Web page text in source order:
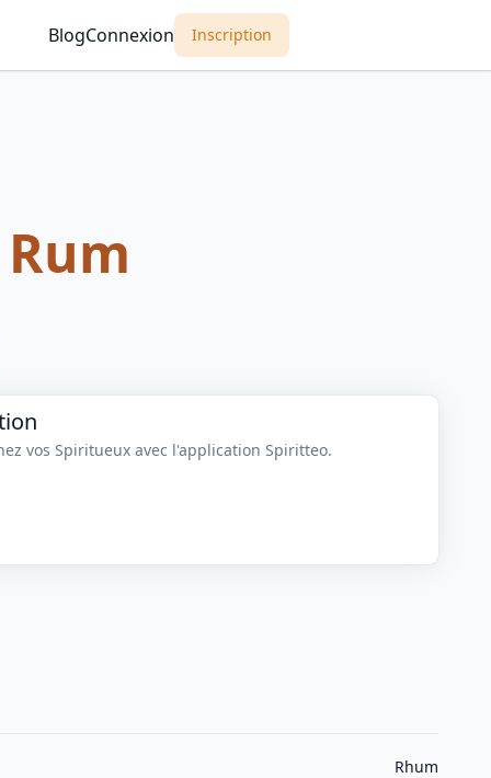
BlogConnexion Inscription
vos Spiritueux avec l'application Spiritteo.
Rhum